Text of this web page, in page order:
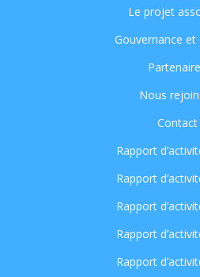
Le projet
Gouvernance
Nous
Contact
Rapport
Rapport
Rapport
Rapport
Rapport